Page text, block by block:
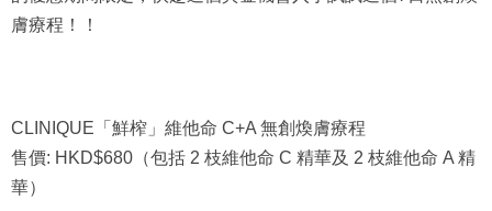
膚療程！！
CLINIQUE「鮮榨」維他命 C+A 無創煥膚療程
售價: HKD$680（包括 2 枝維他命 C 精華及 2 枝維他命 A 精
華）